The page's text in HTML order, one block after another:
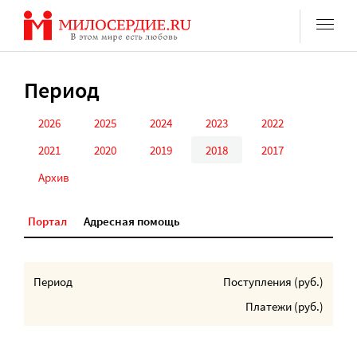
Перейти
содержанию
Период
2026 2025 2024 2023
2022
2021
2020 2019 2018
2017
Архив
Портал Адресная помощь
Период Поступления (руб.)
Платежи (руб.)